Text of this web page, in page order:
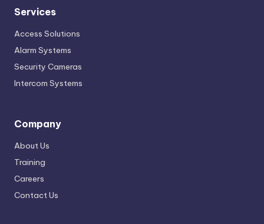
Services
Access Solutions
Alarm Systems
Security Cameras
Intercom Systems
Company
About Us
Training
Careers
Contact Us